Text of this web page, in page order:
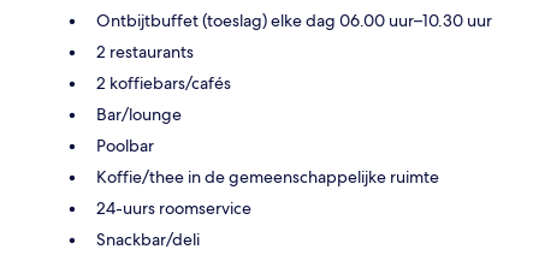
Ontbijtbuffet (toeslag) elke dag 06.00 uur–10.30 uur
2 restaurants
2 koffiebars/cafés
Bar/lounge
Poolbar
Koffie/thee in de gemeenschappelijke ruimte
24-uurs roomservice
Snackbar/deli